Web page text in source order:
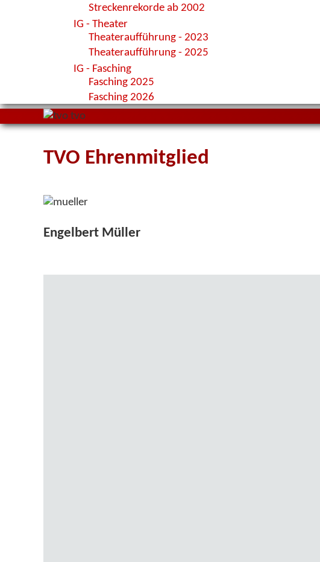
Streckenrekorde ab 2002
IG - Theater
Theateraufführung - 2023
Theateraufführung - 2025
IG - Fasching
Fasching 2025
Fasching 2026
TVO Ehrenmitglied
Engelbert Müller